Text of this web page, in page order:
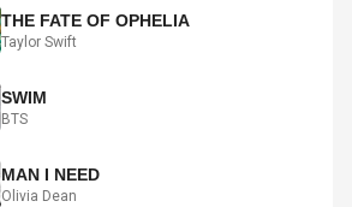
THE FATE OF OPHELIA
Taylor Swift
SWIM
BTS
MAN I NEED
Olivia Dean